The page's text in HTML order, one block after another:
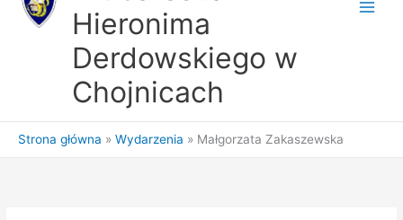
Hieronima
Derdowskiego w
Chojnicach
Strona główna Wydarzenia Małgorzata Zakaszewska